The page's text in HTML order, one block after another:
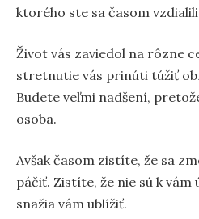
ktorého ste sa časom
Život vás zaviedol na rôzne
stretnutie vás prinúti túžiť
Budete veľmi nadšení,
osoba.
Avšak časom zistíte, že sa
páčiť. Zistíte, že nie sú k
snažia vám ublížiť.